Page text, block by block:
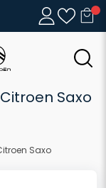
Saxo
Saxo